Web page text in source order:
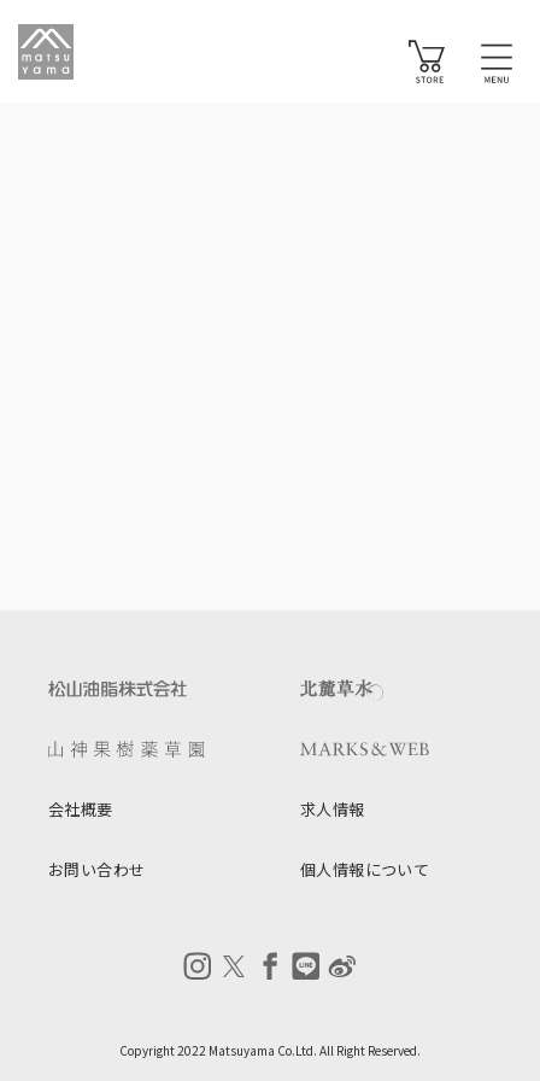
会社概要 求人情報
お問い合わせ 個人情報について
Copyright 2022 Matsuyama Co.Ltd. All Right Reserved.